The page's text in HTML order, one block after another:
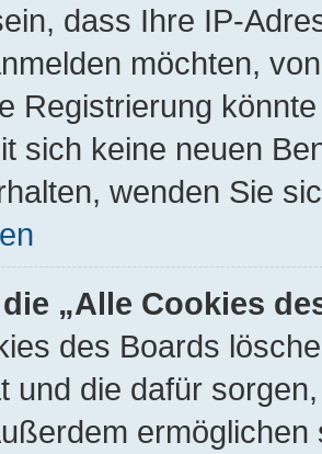
dass Ihre IP-
möchten,
Registrierung
sich keine neuen
wenden Sie
„Alle Cookies
des Boards
und die dafür